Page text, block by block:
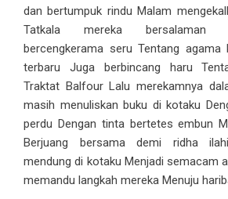
dan bertumpuk rindu Malam
Tatkala mereka bersalaman
bercengkerama seru Tentang agama
terbaru Juga berbincang haru
Traktat Balfour Lalu merekamnya
masih menuliskan buku di kotaku
perdu Dengan tinta bertetes embun
Berjuang bersama demi ridha
mendung di kotaku Menjadi semacam
memandu langkah mereka Menuju